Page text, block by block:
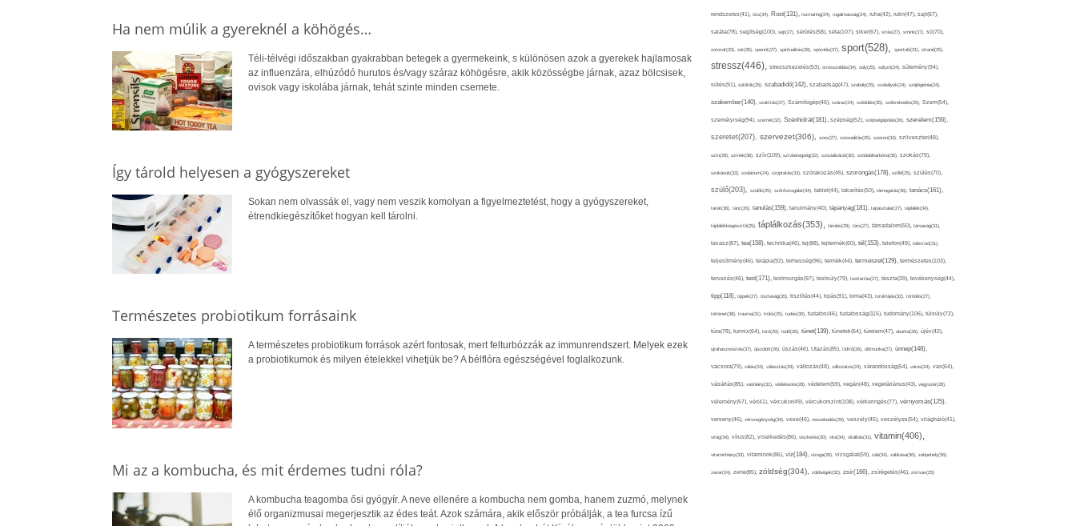
Ha nem múlik a gyereknél a köhögés…
Téli-télvégi időszakban gyakrabban betegek a gyermekeink, s különösen azok a gyerekek hajlamosak
az influenzára, elhúzódó hurutos és/vagy száraz köhögésre, akik közösségbe járnak, azaz bölcsisek,
ovisok vagy iskolába járnak, tehát szinte minden csemete.
Így tárold helyesen a gyógyszereket
Sokan nem olvassák el, vagy nem veszik komolyan a figyelmeztetést, hogy a gyógyszereket,
étrendkiegészítőket hogyan kell tárolni.
Természetes probiotikum forrásaink
A természetes probiotikum források azért fontosak, mert felturbózzák az immunrendszert. Melyek ezek
a probiotikumok és milyen ételekkel vihetjük be? A bélflóra egészségével foglalkozunk.
Mi az a kombucha, és mit érdemes tudni róla?
A kombucha teagomba ősi gyógyír. A neve ellenére a kombucha nem gomba, hanem zuzmó, melynek
élő organizmusai megerjesztik az édes teát. Azok számára, akik először próbálják, a tea furcsa ízű
rendszeres(41), rizs(34), Rost(131), rozmaring(24), rugalmasság(24), ruha(42), rutin(47), sajt(67),
saláta(78), segítség(100), sejt(27), sérülés(58), séta(107), siker(67), sírás(27), smink(37), só(70),
sorozat(33), sör(26), spenót(27), spiritualitás(28), spórolás(37), sport(528), sportoló(31), strand(35),
stressz(446), stresszkezelés(53), stresszoldás(34), súly(25), súlyzó(24), sütemény(94),
sütés(91), sütőtök(25), szabadidő(142), szabadság(47), szabály(25), szabályok(24), szájhigiénia(24),
szakember(140), szakítás(27), Számítógép(46), száraz(24), szédülés(35), székrekedés(25), Szem(54),
személyiség(94), szemét(32), Szénhidrát(181), szépség(52), szépségápolás(26), szerelem(156),
szeretet(207), szervezet(306), szex(27), szexualitás(25), szezon(34), szilveszter(48),
szín(28), színek(36), szív(109), szívbetegség(32), szocializáció(30), szódabikarbóna(35), szokás(79),
szokások(33), szolárium(24), szoptatás(33), szórakozás(45), szorongás(178), szőlő(25), szülés(70),
szülő(203), szülők(25), szűrővizsgálat(34), tablet(44), takarítás(50), támogatás(36), tanács(161),
tanár(36), tánc(26), tanulás(159), tanulmány(40), tápanyag(181), tapasztalat(27), táplálék(34),
táplálékkiegészítő(25), táplálkozás(353), tárolás(29), társ(27), társadalom(50), társaság(31),
tavasz(87), tea(158), technika(46), tej(88), tejtermék(60), tél(153), telefon(49), televízió(31),
teljesítmény(46), terápia(92), terhesség(96), termék(44), természet(129), természetes(103),
tervezés(46), test(171), testmozgás(97), testsúly(79), testtartás(27), tészta(39), tevékenység(44),
tipp(118), tippek(27), tisztaság(35), tisztítás(44), tojás(91), torna(43), torokfájás(32), törődés(27),
történet(38), trauma(31), trükk(25), tudás(30), tudatos(46), tudatosság(115), tudomány(106), túlsúly(72),
túra(78), turmix(64), túró(29), tüdő(28), tünet(139), tünetek(64), türelem(47), uborka(26), újév(42),
újrahasznosítás(37), újszülött(26), úszás(46), Utazás(85), Üdítő(26), ülőmunka(27), ünnep(148),
vacsora(79), válás(24), választás(29), változás(48), változatos(24), várandósság(54), város(24), vas(64),
vásárlás(85), vashiány(31), védekezés(28), védelem(59), vegán(48), vegetáriánus(43), vegyszer(28),
vélemény(57), vér(41), vércukor(49), vércukorszint(108), vérkeringés(77), vérnyomás(125),
verseny(46), vérszegénység(34), vese(46), veszekedés(29), veszély(45), veszélyes(54), világháló(41),
virág(34), vírus(82), viselkedés(86), viszketés(30), vita(34), vitalitás(31), vitamin(406),
vitaminhiány(33), vitaminok(86), víz(184), vizsga(26), vizsgálat(59), zab(34), zabkása(36), zabpehely(36),
zavar(24), zene(85), zöldség(304), zöldségek(32), zsír(166), zsírégetés(46), zsírsav(25)